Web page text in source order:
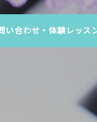
い合わせ・体験レッス